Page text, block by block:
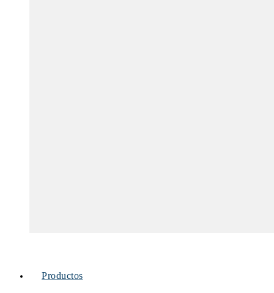
Productos